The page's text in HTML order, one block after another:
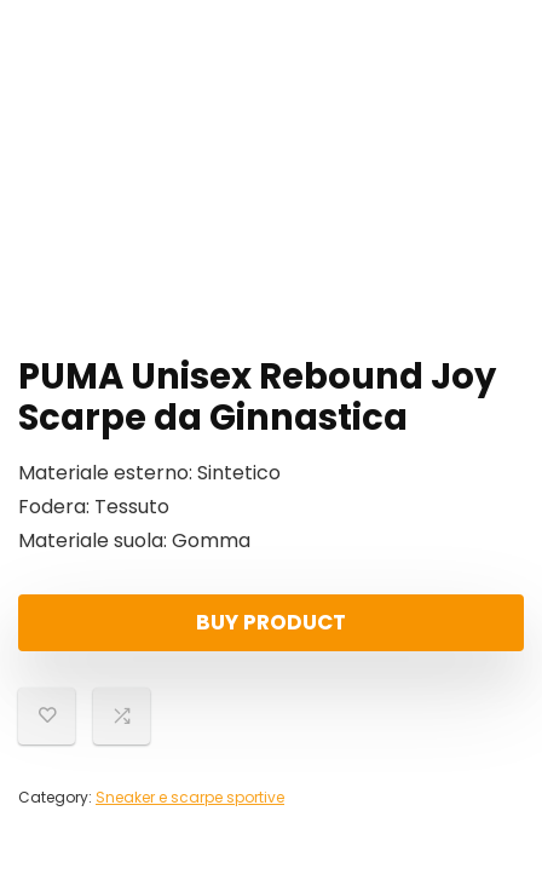
PUMA Unisex Rebound Joy
Scarpe da Ginnastica
Materiale esterno: Sintetico
Fodera: Tessuto
Materiale suola: Gomma
BUY PRODUCT
Category: Sneaker e scarpe sportive